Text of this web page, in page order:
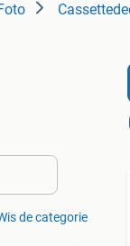
de categorie